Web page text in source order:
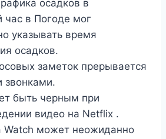
осадков в
в Погоде мог
указывать время
осадков.
заметок прерывается
быть черным при
видео на Netflix .
Watch может неожиданно